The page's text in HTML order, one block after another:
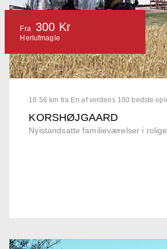
18.56 km fra En af verdens 100 bedste
KORSHØJGAARD
Nyistandsatte familieværelser i rolige
Fra 300 Kr
Herlufmagle